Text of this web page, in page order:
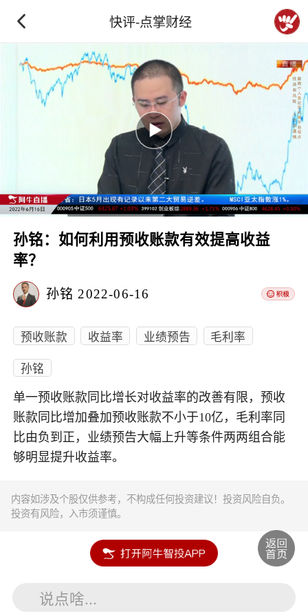
快评-点掌财经
孙铭：如何利用预收账款有效提高收益
率？
孙铭 2022-06-16
预收账款 收益率 业绩预告
毛利率
孙铭
单一预收账款同比增长对收益率的改善有限，预收
账款同比增加叠加预收账款不小于10亿，毛利率同
比由负到正，业绩预告大幅上升等条件两两组合能
够明显提升收益率。
内容如涉及个股仅供参考，不构成任何投资建议！投资风险自负。
投资有风险，入市须谨慎。
说点啥...